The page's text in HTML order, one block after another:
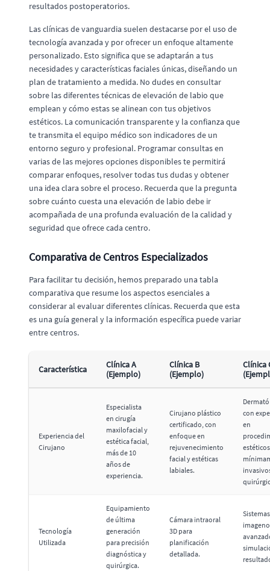
resultados postoperatorios.
Las clínicas de vanguardia suelen destacarse por el uso de
tecnología avanzada y por ofrecer un enfoque altamente
personalizado. Esto significa que se adaptarán a tus
necesidades y características faciales únicas, diseñando un
plan de tratamiento a medida. No dudes en consultar
sobre las diferentes técnicas de elevación de labio que
emplean y cómo estas se alinean con tus objetivos
estéticos. La comunicación transparente y la confianza que
te transmita el equipo médico son indicadores de un
entorno seguro y profesional. Programar consultas en
varias de las mejores opciones disponibles te permitirá
comparar enfoques, resolver todas tus dudas y obtener
una idea clara sobre el proceso. Recuerda que la pregunta
sobre cuánto cuesta una elevación de labio debe ir
acompañada de una profunda evaluación de la calidad y
seguridad que ofrece cada centro.
Comparativa de Centros Especializados
Para facilitar tu decisión, hemos preparado una tabla
comparativa que resume los aspectos esenciales a
considerar al evaluar diferentes clínicas. Recuerda que esta
es una guía general y la información específica puede variar
entre centros.
Característica
Clínica A
(Ejemplo)
Clínica B
(Ejemplo)
Clínica
Experiencia del
Cirujano
Especialista
en cirugía
maxilofacial y
estética facial,
más de 10
años de
experiencia.
Cirujano plástico
certificado, con
enfoque en
rejuvenecimiento
facial y estéticas
labiales.
con
en
estéticos
Tecnología
Utilizada
Equipamiento
de última
generación
para precisión
diagnóstica y
quirúrgica.
Cámara intraoral
3D para
planificación
detallada.